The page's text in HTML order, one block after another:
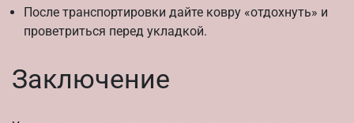
После транспортировки дайте ковру «отдохнуть» и
проветриться перед укладкой.
Заключение